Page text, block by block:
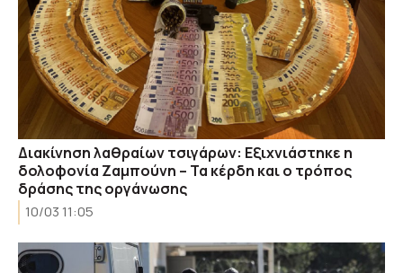
Διακίνηση λαθραίων τσιγάρων: Εξιχνιάστηκε η
δολοφονία Ζαμπούνη – Τα κέρδη και ο τρόπος
δράσης της οργάνωσης
10/03 11:05